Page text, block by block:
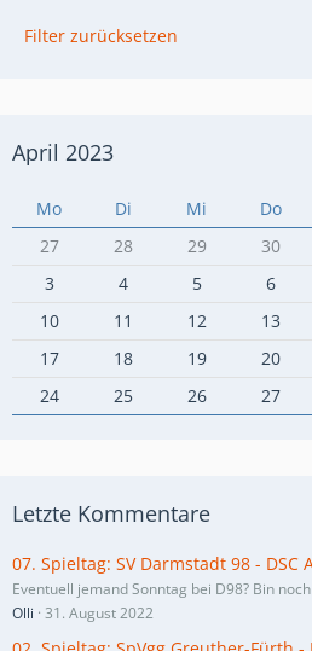
Filter zurücksetzen
April 2023
Mo Di Mi Do
27
28 29 30
3
4 5 6
10
11 12 13
17
18 19 20
24
25 26 27
Letzte Kommentare
07. Spieltag: SV Darmstadt 98 - DSC
Eventuell jemand Sonntag bei D98? Bin
Olli 31. August 2022